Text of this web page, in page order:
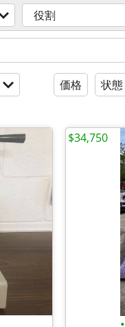
役割
価格 状態
$34,750